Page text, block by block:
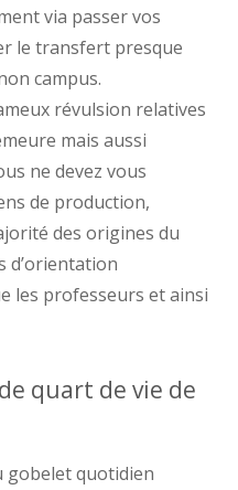
via passer vos
le transfert presque
campus.
révulsion relatives
mais aussi
ne devez vous
de production,
des origines du
d’orientation
les professeurs et ainsi
quart de vie de
gobelet quotidien